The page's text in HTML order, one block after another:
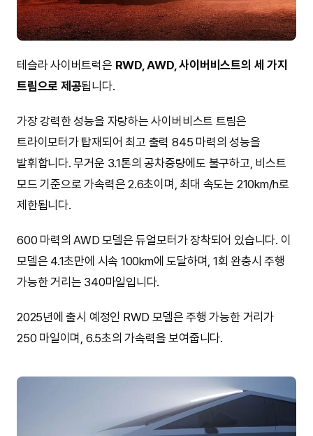
테슬라 사이버트럭은 RWD, AWD, 사이버비스트의 세 가지
트림으로 제공됩니다.
가장 강력한 성능을 자랑하는 사이버비스트 트림은
트라이모터가 탑재되어 최고 출력 845 마력의 성능을
발휘합니다. 무거운 3.1톤의 공차중량에도 불구하고, 비스트
모드 기준으로 가속력은 2.6초이며, 최대 속도는 210km/h로
제한됩니다.
600 마력의 AWD 모델은 듀얼모터가 장착되어 있습니다. 이
모델은 4.1초만에 시속 100km에 도달하며, 1회 완충시 주행
가능한 거리는 340마일입니다.
2025년에 출시 예정인 RWD 모델은 주행 가능한 거리가
250 마일이며, 6.5초의 가속력을 보여줍니다.